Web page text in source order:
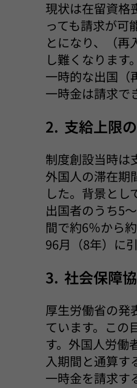
現状は在留資格
っても請求が可
とになり、（再
し難くなります
一時的な出国（
一時金は請求で
2. 支給上限
制度創設当時は
外国人の滞在期
した。背景とし
出国者のうち5
間で約6％から
96月（8年）に
3. 社会保障
厚生労働省の発
ています。この
す。外国人労働
入期間と通算す
一時金を請求す